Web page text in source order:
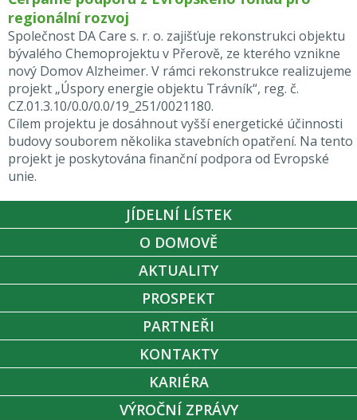
regionální rozvoj
Společnost DA Care s. r. o. zajišťuje rekonstrukci objektu
bývalého Chemoprojektu v Přerově, ze kterého vznikne
nový Domov Alzheimer. V rámci rekonstrukce realizujeme
projekt „Úspory energie objektu Trávník“, reg. č.
CZ.01.3.10/0.0/0.0/19_251/0021180.
Cílem projektu je dosáhnout vyšší energetické účinnosti
budovy souborem několika stavebních opatření. Na tento
projekt je poskytována finanční podpora od Evropské
unie.
JÍDELNÍ LÍSTEK
O DOMOVĚ
AKTUALITY
PROSPEKT
PARTNEŘI
KONTAKTY
KARIÉRA
VÝROČNÍ ZPRÁVY